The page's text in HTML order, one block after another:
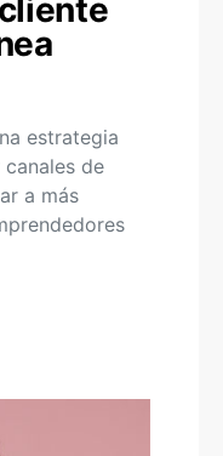
estrategia
de
a más